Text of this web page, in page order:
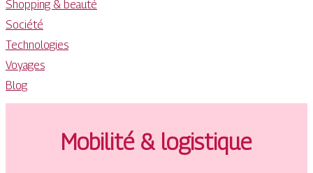
Shopping & beauté
Société
Technologies
Voyages
Blog
Mobilité & logistique